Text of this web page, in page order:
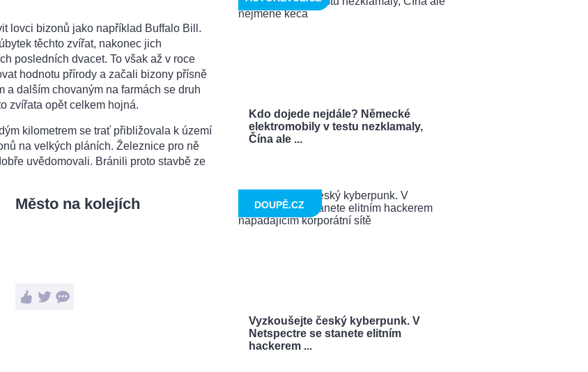
lovci bizonů jako například Buffalo Bill.
těchto zvířat, nakonec jich
posledních dvacet. To však až v roce
hodnotu přírody a začali bizony přísně
a dalším chovaným na farmách se druh
zvířata opět celkem hojná.
kilometrem se trať přibližovala k území
na velkých pláních. Železnice pro ně
uvědomovali. Bránili proto stavbě ze
Město na kolejích
Kdo dojede nejdále? Německé
elektromobily v testu nezklamaly,
Čína ale ...
Vyzkoušejte český kyberpunk. V
Netspectre se stanete elitním
hackerem ...
DOUPĚ.CZ